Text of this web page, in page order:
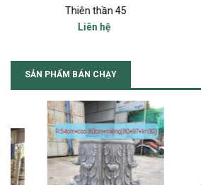
Thiên thần 45
Liên hệ
SẢN PHẨM BÁN CHẠY